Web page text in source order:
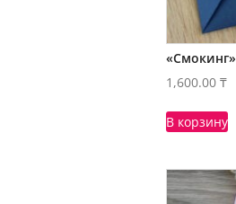
«Смокинг»
1,600.00 ₸
В корзину